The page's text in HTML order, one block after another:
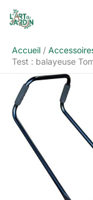
Aller
Accueil
Test : balayeuse
Rechercher